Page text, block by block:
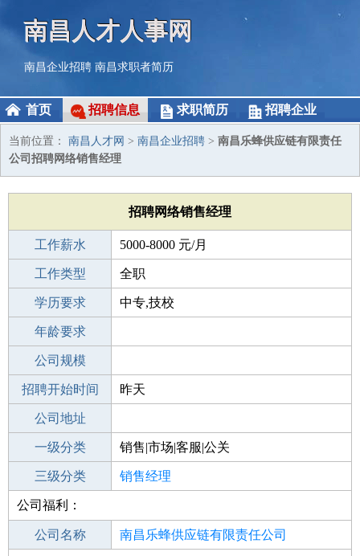
南昌人才人事网
南昌企业招聘 南昌求职者简历
首页 招聘信息 求职简历 招聘企业
当前位置： 南昌人才网 > 南昌企业招聘 > 南昌乐蜂供应链有限责任
公司招聘网络销售经理
招聘网络销售经理
工作薪水 5000-8000 元/月
招聘人数 1人
工作类型 全职
性别要求 -
学历要求 中专,技校
工作经验
年龄要求
工作地点
公司规模
公司电话
招聘开始时间 昨天
招聘结束时间
公司地址
一级分类 销售|市场|客服|公关
二级分类 销售
三级分类 销售经理
其他行业
公司福利：
公司名称 南昌乐蜂供应链有限责任公司